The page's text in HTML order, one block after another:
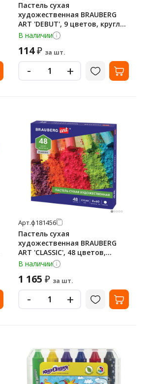
Пастель сухая
художественная BRAUBERG
ART 'DEBUT', 9 цветов, круглое
сечение, 181459
В наличии
114₽ за шт.
- +
Арт.ф181456
Пастель сухая
художественная BRAUBERG
ART 'CLASSIC', 48 цветов,
круглое сечение, 181456
В наличии
1 165 ₽ за шт.
- +